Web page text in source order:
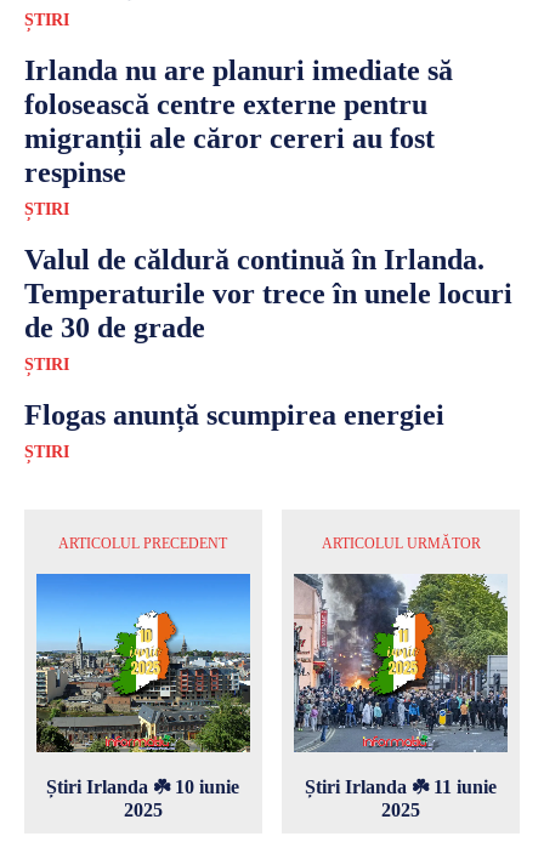
ȘTIRI
Irlanda nu are planuri imediate să
folosească centre externe pentru
migranții ale căror cereri au fost
respinse
ȘTIRI
Valul de căldură continuă în Irlanda.
Temperaturile vor trece în unele locuri
de 30 de grade
ȘTIRI
Flogas anunță scumpirea energiei
ȘTIRI
ARTICOLUL PRECEDENT
Știri Irlanda ☘️ 10 iunie
2025
ARTICOLUL URMĂTOR
Știri Irlanda ☘️ 11 iunie
2025